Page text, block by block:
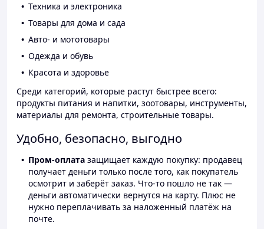
Техника и электроника
Товары для дома и сада
Авто- и мототовары
Одежда и обувь
Красота и здоровье
Среди категорий, которые растут быстрее всего:
продукты питания и напитки, зоотовары, инструменты,
материалы для ремонта, строительные товары.
Удобно, безопасно, выгодно
Пром-оплата защищает каждую покупку: продавец
получает деньги только после того, как покупатель
осмотрит и заберёт заказ. Что-то пошло не так —
деньги автоматически вернутся на карту. Плюс не
нужно переплачивать за наложенный платёж на
почте.